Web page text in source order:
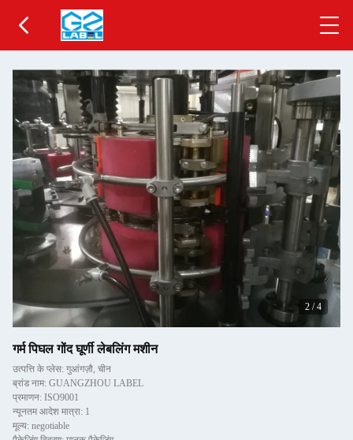
2 /4
गर्म पिघल गोंद घूर्णी लेबलिंग मशीन
उत्पत्ति के प्लेस: गुआंगज़ौ, चीन
ब्रांड नाम: GUANGZHOU LABEL
प्रमाणन: ISO9001
न्यूनतम आदेश मात्रा: 1
मूल्य: negotiable